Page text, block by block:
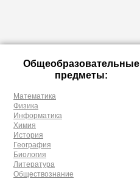
Общеобразовательные
предметы:
Математика
Физика
Информатика
Химия
История
География
Биология
Литература
Обществознание